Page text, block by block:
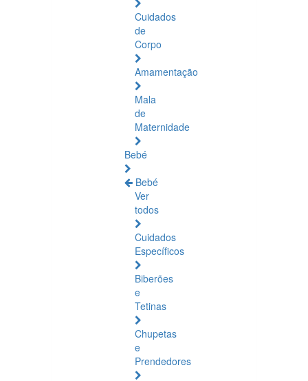
Cuidados
de
Corpo
Amamentação
Mala
de
Maternidade
Bebé
Bebé
Ver
todos
Cuidados
Específicos
Biberões
e
Tetinas
Chupetas
e
Prendedores